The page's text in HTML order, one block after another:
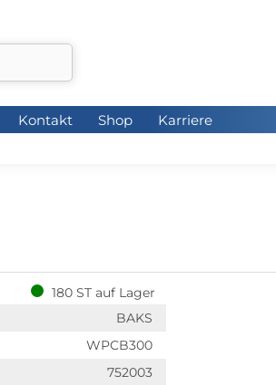
Kontakt Shop Karriere
180 ST auf Lager
BAKS
WPCB300
752003
Kontakt